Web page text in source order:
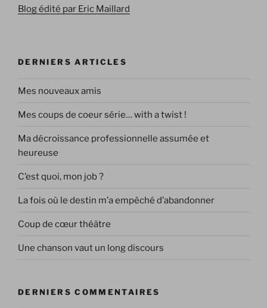
Blog édité par Eric Maillard
DERNIERS ARTICLES
Mes nouveaux amis
Mes coups de coeur série… with a twist !
Ma décroissance professionnelle assumée et
heureuse
C’est quoi, mon job ?
La fois où le destin m’a empêché d’abandonner
Coup de cœur théâtre
Une chanson vaut un long discours
DERNIERS COMMENTAIRES